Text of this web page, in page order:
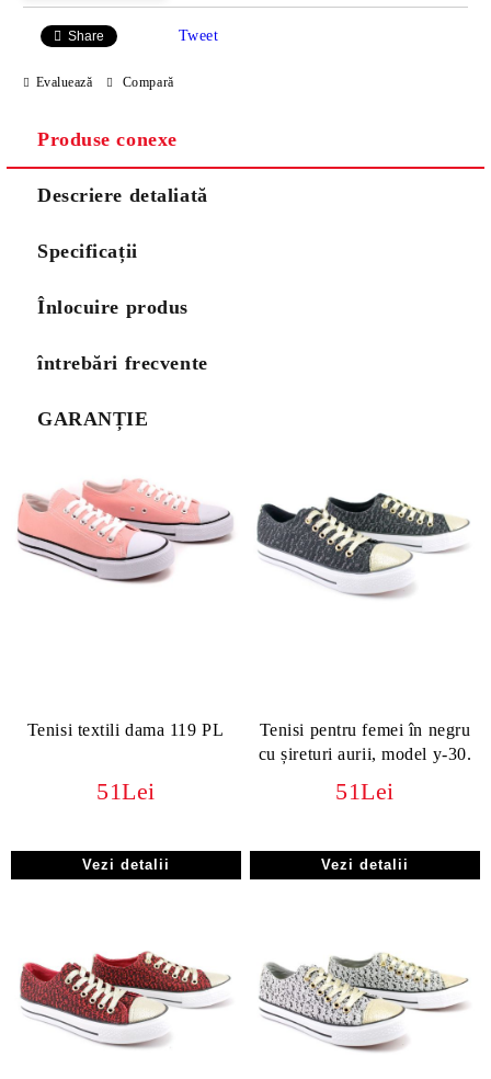
Share Tweet
Evaluează Compară
Produse conexe
Descriere detaliată
Specificații
Înlocuire produs
întrebări frecvente
GARANȚIE
Tenisi textili dama 119 PL
51Lei
Vezi detalii
Tenisi pentru femei în negru
cu șireturi aurii, model y-30.
51Lei
Vezi detalii